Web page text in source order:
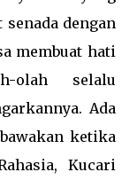
senada dengan
membuat hati
olah selalu
Ada
ketika
Kucari